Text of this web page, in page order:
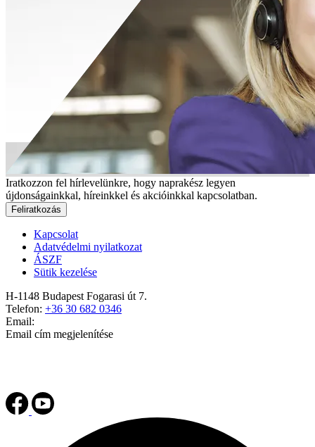
Iratkozzon fel hírlevelünkre, hogy naprakész legyen
újdonságainkkal, híreinkkel és akcióinkkal kapcsolatban.
Feliratkozás
Kapcsolat
Adatvédelmi nyilatkozat
ÁSZF
Sütik kezelése
H-1148 Budapest Fogarasi út 7.
Telefon: +36 30 682 0346
Email:
Email cím megjelenítése